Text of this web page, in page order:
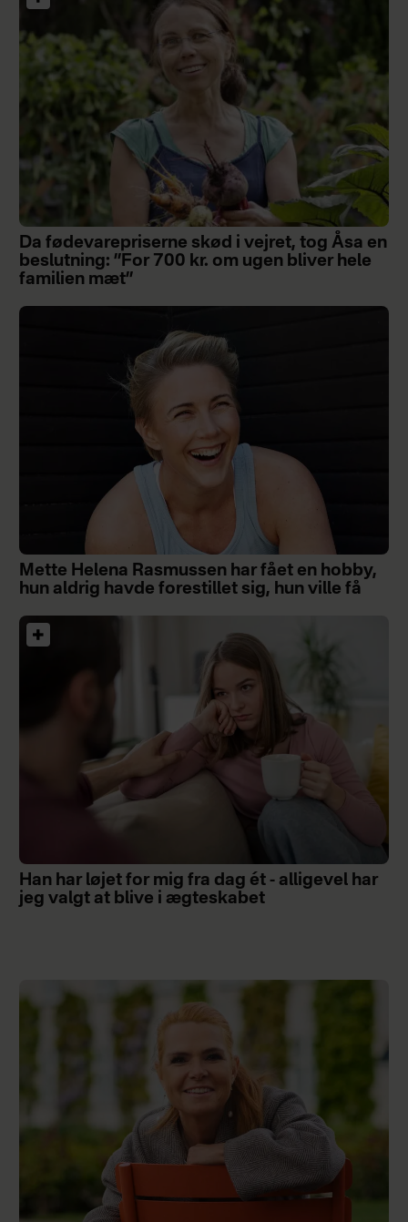
Da fødevarepriserne skød i vejret, tog Åsa en
beslutning: ”For 700 kr. om ugen bliver hele
familien mæt”
Mette Helena Rasmussen har fået en hobby,
hun aldrig havde forestillet sig, hun ville få
Han har løjet for mig fra dag ét - alligevel har
jeg valgt at blive i ægteskabet